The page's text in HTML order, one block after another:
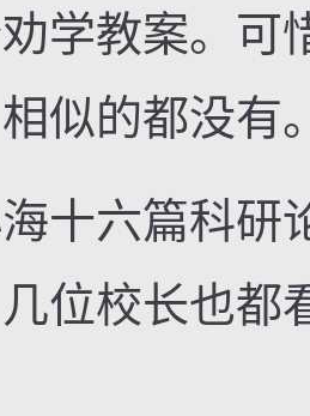
学教案。可
似的都没有
六篇科研
位校长也都